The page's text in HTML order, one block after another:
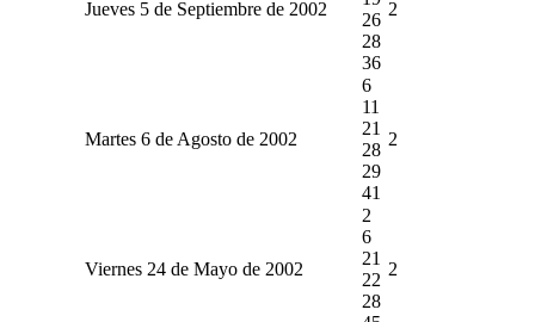
Jueves 5 de Septiembre de 2002
26
28
36
2
Martes 6 de Agosto de 2002
6
11
21
28
29
41
2
Viernes 24 de Mayo de 2002
2
6
21
22
28
2